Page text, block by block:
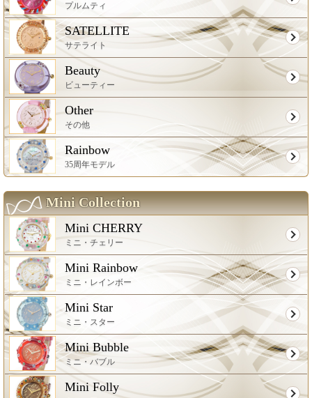
プルムティ
SATELLITE
サテライト
Beauty
ビューティー
Other
その他
Rainbow
35周年モデル
Mini Collection
Mini CHERRY
ミニ・チェリー
Mini Rainbow
ミニ・レインボー
Mini Star
ミニ・スター
Mini Bubble
ミニ・バブル
Mini Folly